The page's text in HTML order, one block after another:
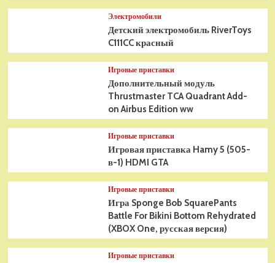
Электромобили
Детский электромобиль RiverToys
C111CC красный
Игровые приставки
Дополнительный модуль
Thrustmaster TCA Quadrant Add-
on Airbus Edition ww
Игровые приставки
Игровая приставка Hamy 5 (505-
в-1) HDMI GTA
Игровые приставки
Игра Sponge Bob SquarePants
Battle For Bikini Bottom Rehydrated
(XBOX One, русская версия)
Игровые приставки